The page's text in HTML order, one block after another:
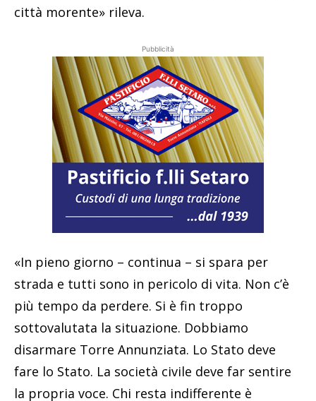
città morente» rileva.
Pubblicità
«In pieno giorno – continua – si spara per
strada e tutti sono in pericolo di vita. Non c’è
più tempo da perdere. Si è fin troppo
sottovalutata la situazione. Dobbiamo
disarmare Torre Annunziata. Lo Stato deve
fare lo Stato. La società civile deve far sentire
la propria voce. Chi resta indifferente è